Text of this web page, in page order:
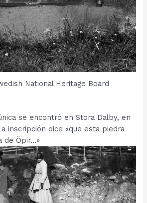
National Heritage Board
se encontró en Stora Dalby, en
inscripción dice «que esta piedra
de Öpir…»